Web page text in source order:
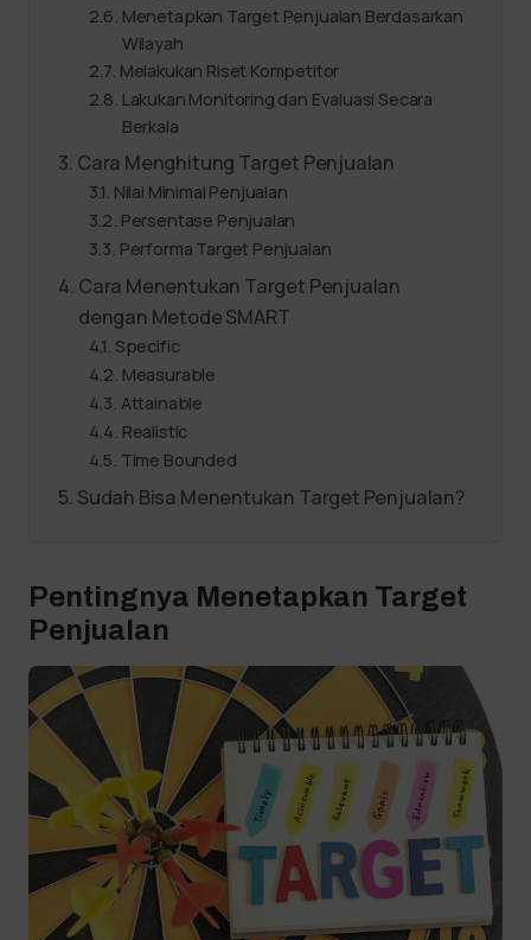
Menetapkan Target Penjualan Berdasarkan
Wilayah
Melakukan Riset Kompetitor
Lakukan Monitoring dan Evaluasi Secara
Berkala
Cara Menghitung Target Penjualan
Nilai Minimal Penjualan
Persentase Penjualan
Performa Target Penjualan
Cara Menentukan Target Penjualan
dengan Metode SMART
Specific
Measurable
Attainable
Realistic
Time Bounded
Sudah Bisa Menentukan Target Penjualan?
Pentingnya Menetapkan Target
Penjualan